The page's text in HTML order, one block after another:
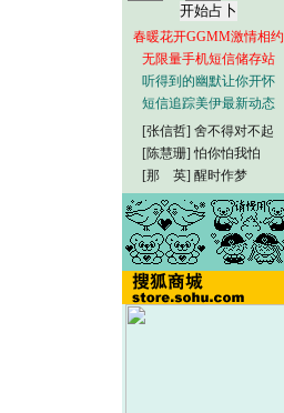
春暖花开GGMM激情相约
无限量手机短信储存站
听得到的幽默让你开怀
短信追踪美伊最新动态
[张信哲] 舍不得对不起
[陈慧珊] 怕你怕我怕
[那 英] 醒时作梦